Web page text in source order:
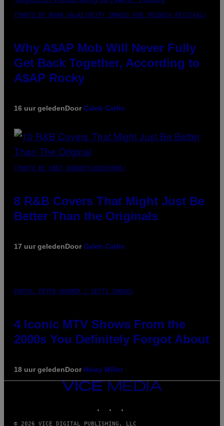
(PHOTO BY NOAM GALAI/GETTY IMAGES FOR TRIBECA FESTIVAL)
Why A$AP Mob Will Never Fully
Get Back Together, According to
A$AP Rocky
16 uur geledenDoorCaleb Catlin
(PHOTO BY EBET ROBERTS/REDFERNS)
8 R&B Covers That Might Just Be
Better Than the Originals
17 uur geledenDoorCaleb Catlin
PHOTO: PETER KRAMER / GETTY IMAGES
4 Iconic MTV Shows From the
2000s You Definitely Forgot About
18 uur geledenDoor Haley Miller
VICE
MEDIA
© 2026 VICE DIGITAL PUBLISHING, LLC